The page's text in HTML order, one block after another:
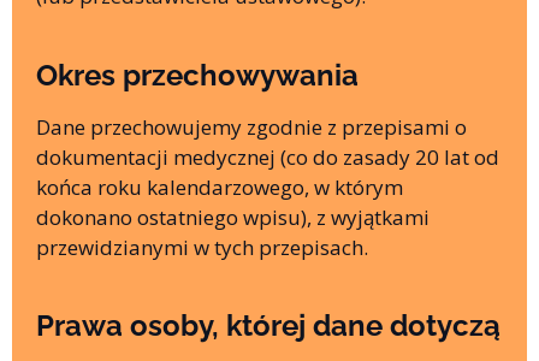
Okres przechowywania
Dane przechowujemy zgodnie z przepisami o
dokumentacji medycznej (co do zasady 20 lat od
końca roku kalendarzowego, w którym
dokonano ostatniego wpisu), z wyjątkami
przewidzianymi w tych przepisach.
Prawa osoby, której dane dotyczą